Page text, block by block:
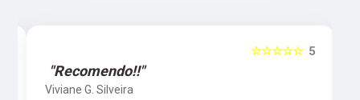
5
☆☆☆☆☆
"Recomendo!!"
Viviane G. Silveira